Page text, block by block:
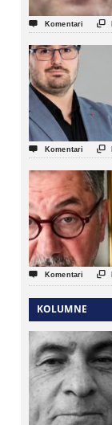
 Komentari 
 Komentari 
 Komentari 
KOLUMNE